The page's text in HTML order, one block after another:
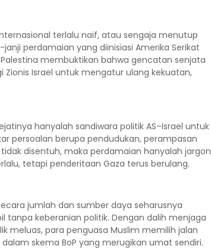
terlalu naif, atau sengaja menutup
perdamaian yang diinisiasi Amerika Serikat
membuktikan bahwa gencatan senjata
Israel untuk mengatur ulang kekuatan,
hanyalah sandiwara politik AS–Israel untuk
persoalan berupa pendudukan, perampasan
disentuh, maka perdamaian hanyalah jargon
tetapi penderitaan Gaza terus berulang.
jumlah dan sumber daya seharusnya
keberanian politik. Dengan dalih menjaga
meluas, para penguasa Muslim memilih jalan
skema BoP yang merugikan umat sendiri.